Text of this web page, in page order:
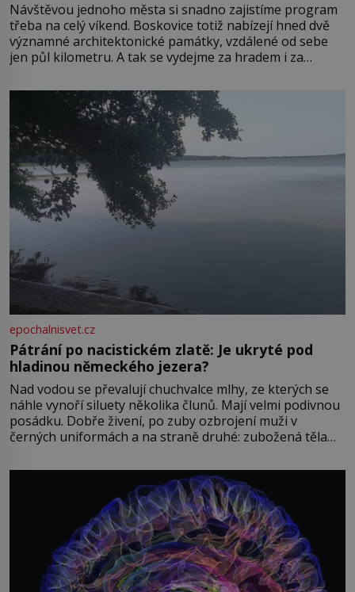
Návštěvou jednoho města si snadno zajistíme program
třeba na celý víkend. Boskovice totiž nabízejí hned dvě
významné architektonické památky, vzdálené od sebe
jen půl kilometru. A tak se vydejme za hradem i za
Boskovice na okraji Drahanské vrchoviny vznikla někdy
ve13. století, a už v roce 1313 kronikáři zaznamenali
epochalnisvet.cz
Pátrání po nacistickém zlatě: Je ukryté pod
hladinou německého jezera?
Nad vodou se převalují chuchvalce mlhy, ze kterých se
náhle vynoří siluety několika člunů. Mají velmi podivnou
posádku. Dobře živení, po zuby ozbrojení muži v
černých uniformách a na straně druhé: zubožená těla
přízračná scéna znamená? Je jaro roku 1945, druhá
světová válka se chýlí ke konci. Jezero Stolpsee